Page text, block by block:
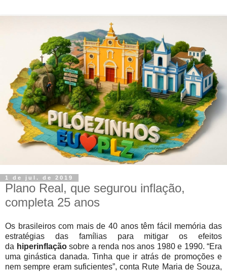
1 de jul. de 2019
Plano Real, que segurou inflação,
completa 25 anos
Os brasileiros com mais de 40 anos têm fácil memória das
estratégias das famílias para mitigar os efeitos
da hiperinflaçãosobre a renda nos anos 1980 e 1990. “Era
uma ginástica danada. Tinha que ir atrás de promoções e
nem sempre eram suficientes”, conta Rute Maria de Souza,